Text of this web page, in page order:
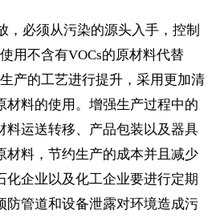
必须从污染的源头入手，控制
用不含有VOCs的原材料代替
产的工艺进行提升，采用更加清
材料的使用。增强生产过程中的
料运送转移、产品包装以及器具
材料，节约生产的成本并且减少
化企业以及化工企业要进行定期
防管道和设备泄露对环境造成污